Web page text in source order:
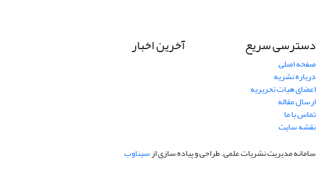
دسترسی سریع
صفحه اصلی
درباره نشریه
اعضای هیات تحریریه
ارسال مقاله
تماس با ما
نقشه سایت
آخرین اخبار
سامانه مدیریت نشریات علمی.طراحی و پیاده سازی ازسیناوب